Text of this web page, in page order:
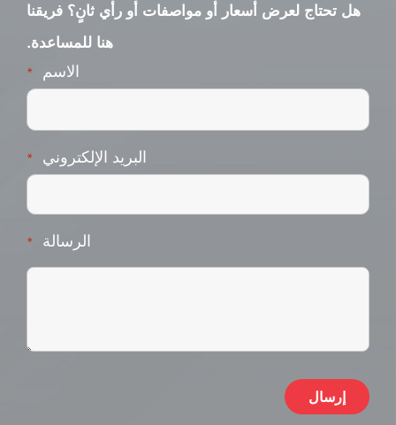
هل تحتاج لعرض أسعار أو مواصفات أو رأي ثانٍ؟ فريقنا
هنا للمساعدة.
الاسم *
البريد الإلكتروني *
الرسالة *